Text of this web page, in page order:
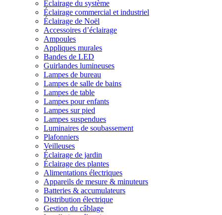
Éclairage du système
Éclairage commercial et industriel
Éclairage de Noël
Accessoires d’éclairage
Ampoules
Appliques murales
Bandes de LED
Guirlandes lumineuses
Lampes de bureau
Lampes de salle de bains
Lampes de table
Lampes pour enfants
Lampes sur pied
Lampes suspendues
Luminaires de soubassement
Plafonniers
Veilleuses
Éclairage de jardin
Éclairage des plantes
Alimentations électriques
Appareils de mesure & minuteurs
Batteries & accumulateurs
Distribution électrique
Gestion du câblage